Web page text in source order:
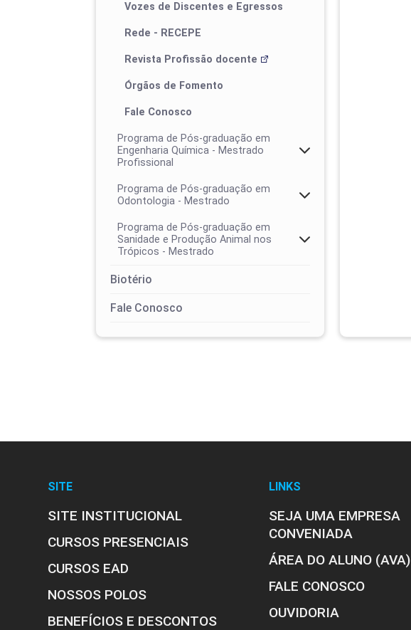
Educacionais
Vozes de Discentes e Egressos
Rede - RECEPE
Revista Profissão docente
Órgãos de Fomento
Fale Conosco
Programa de Pós-graduação em
Engenharia Química - Mestrado
Profissional
Programa de Pós-graduação em
Odontologia - Mestrado
Área de concentração
Programa de Pós-graduação em
Sanidade e Produção Animal nos
Trópicos - Mestrado
Biotério
Fale Conosco
SITE
SITE INSTITUCIONAL
CURSOS PRESENCIAIS
CURSOS EAD
NOSSOS POLOS
BENEFÍCIOS E DESCONTOS
LINKS
SEJA UMA EMPRESA
CONVENIADA
ÁREA DO ALUNO (AVA)
FALE CONOSCO
OUVIDORIA